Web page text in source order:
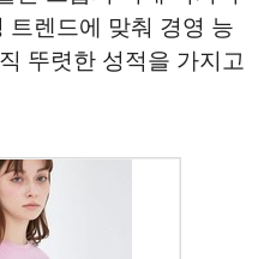
트렌드에 맞춰 경영 능
뚜렷한 성적을 가지고